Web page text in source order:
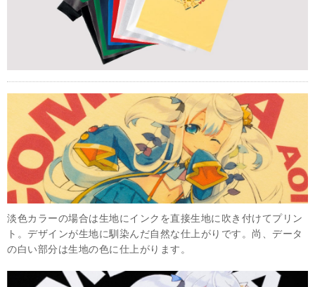
淡色カラーの場合は生地にインクを直接生地に吹き付けてプリン
ト。デザインが生地に馴染んだ自然な仕上がりです。尚、データ
の白い部分は生地の色に仕上がります。